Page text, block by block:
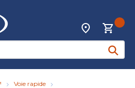
Localisateur
Voie rapide